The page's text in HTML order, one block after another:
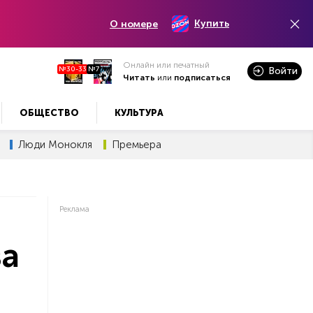
О номере Купить
№30-33 №7
Онлайн или печатный
Читать или подписаться
Войти
ОБЩЕСТВО КУЛЬТУРА
Люди Монокля Премьера
Реклама